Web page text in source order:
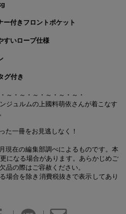
ー付きフロントポケット
すいロープ仕様
グ付き
～・～・～・～・～・～・
ジュルムの上國料萌依さんが着こなす
た一冊をお見逃しなく！
現在の編集部調べによるものです。本
になる場合があります。あらかじめご
品の際はご容赦ください。
場合を除き消費税抜きで表示してあり